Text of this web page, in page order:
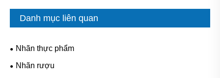
Danh mục liên quan
Nhãn thực phẩm
Nhãn rượu